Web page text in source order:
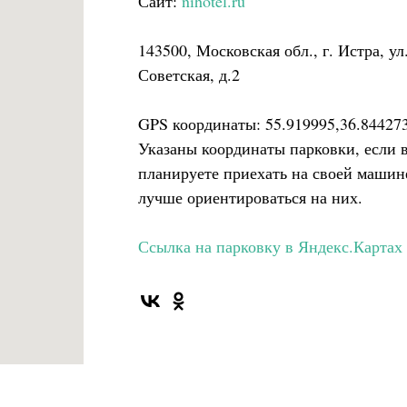
143500, Московская обл., г. Истра, ул.
Советская, д.2
GPS координаты:
Указаны координаты парковки, если
планируете приехать на своей
лучше ориентироваться на них.
Ссылка на парковку в Яндекс.Картах